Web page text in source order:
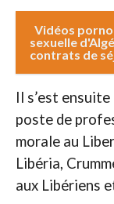
Vidéos
sexuelle
contrats de
Il s’est
poste de
morale au
Libéria,
aux Libériens